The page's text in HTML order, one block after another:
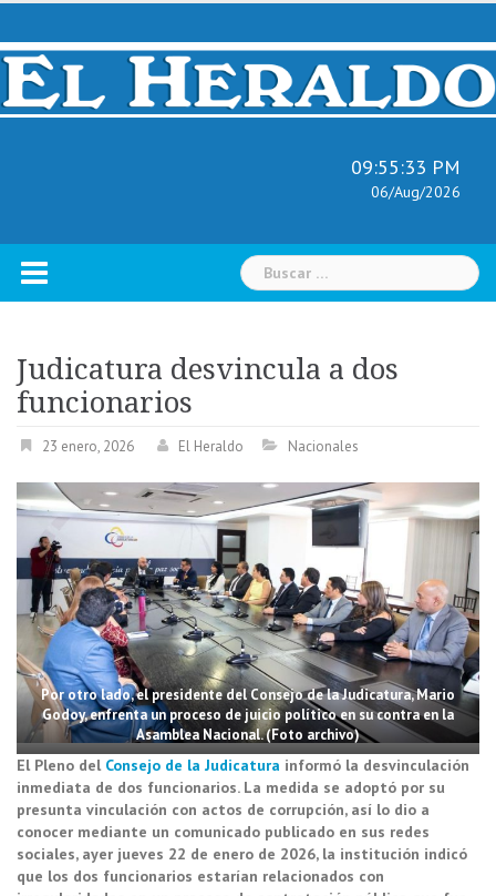
Skip
content
09:55:34 PM
06/Aug/2026
Buscar:
Judicatura desvincula a dos
funcionarios
23 enero, 2026 El Heraldo Nacionales
Por otro lado, el presidente del Consejo de la Judicatura, Mario
Godoy, enfrenta un proceso de juicio político en su contra en la
Asamblea Nacional. (Foto archivo)
El Pleno delConsejo de la Judicatura informó la desvinculación
inmediata de dos funcionarios. La medida se adoptó por su
presunta vinculación con actos de corrupción, así lo dio a
conocer mediante un comunicado publicado en sus redes
sociales, ayer jueves 22 de enero de 2026, la institución indicó
que los dos funcionarios estarían relacionados con